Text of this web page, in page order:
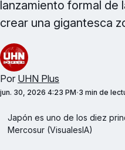
lanzamiento formal de
crear una gigantesca
Por UHN Plus
jun. 30, 2026 4:23 PM 3 min de
Japón es uno de los diez
Mercosur (VisualesIA)